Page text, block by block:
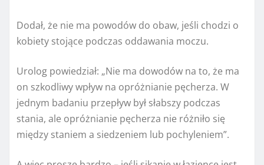
Dodał, że nie ma powodów do obaw, jeśli chodzi o
kobiety stojące podczas oddawania moczu.
Urolog powiedział: „Nie ma dowodów na to, że ma
on szkodliwy wpływ na opróżnianie pęcherza. W
jednym badaniu przepływ był słabszy podczas
stania, ale opróżnianie pęcherza nie różniło się
między staniem a siedzeniem lub pochyleniem”.